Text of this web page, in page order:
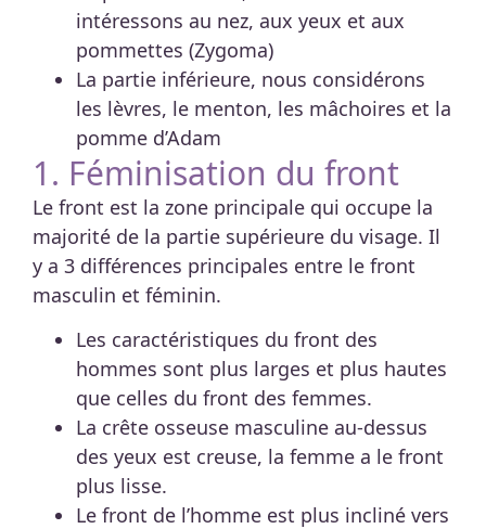
intéressons au nez, aux yeux et aux
pommettes (Zygoma)
La partie inférieure, nous considérons
les lèvres, le menton, les mâchoires et la
pomme d’Adam
1. Féminisation du front
Le front est la zone principale qui occupe la
majorité de la partie supérieure du visage. Il
y a 3 différences principales entre le front
masculin et féminin.
Les caractéristiques du front des
hommes sont plus larges et plus hautes
que celles du front des femmes.
La crête osseuse masculine au-dessus
des yeux est creuse, la femme a le front
plus lisse.
Le front de l’homme est plus incliné vers